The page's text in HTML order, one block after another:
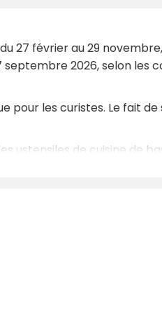
27 février au 29
2026, selon les
pour les curistes. Le fait de
ustensiles de cuisine de
minutes de marche.
les périodes de pointe
du Luberon.
historiques, cette